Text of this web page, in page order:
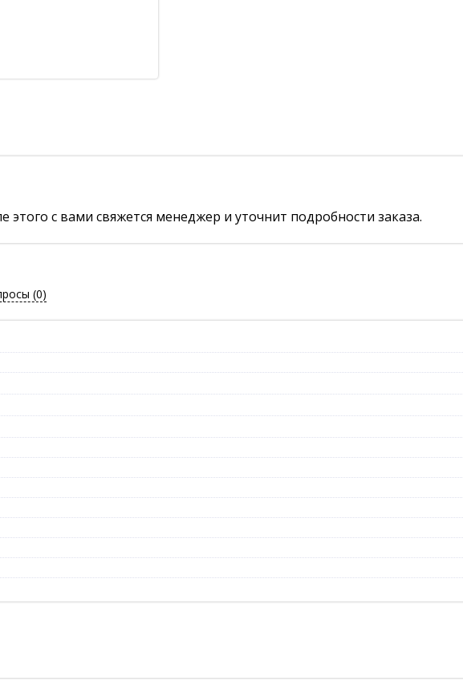
с вами свяжется менеджер и уточнит подробности заказа.
(0)